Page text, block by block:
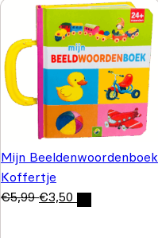
Mijn Beeldenwoordenboek
Koffertje
€5,99 €3,50